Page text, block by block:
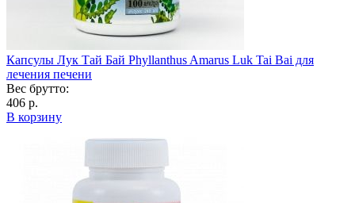
Капсулы Лук Тай Бай Phyllanthus Amarus Luk Tai Bai для
лечения печени
Вес брутто:
406 р.
В корзину